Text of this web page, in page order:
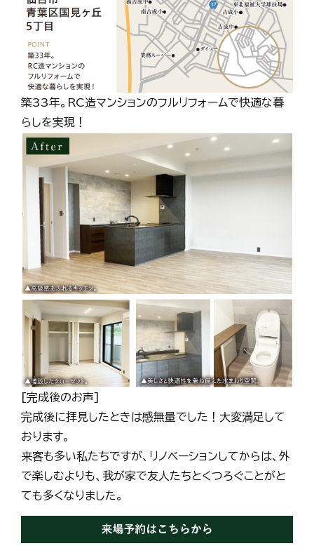
築33年。RC造マンションのフルリフォームで快適な暮
らしを実現！
[完成後のお声]
完成後に拝見したときは感無量でした！大変満足して
おります。
来客も多い私たちですが、リノベーションしてからは、外
で楽しむよりも、我が家で友人たちとくつろぐことがと
ても多くなりました。